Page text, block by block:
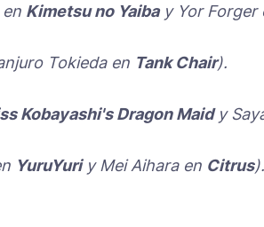
Kimetsu no Yaibay Yor Forger
Tokieda en Tank Chair).
Kobayashi's Dragon Maidy
YuruYuriy Mei Aihara en Citrus).